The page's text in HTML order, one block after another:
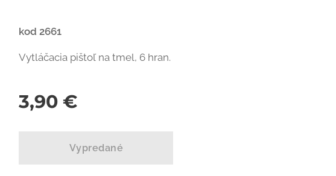
kod 2661
Vytláčacia pištoľ na tmel, 6 hran.
3,90 €
Vypredané